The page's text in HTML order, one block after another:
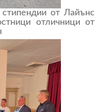
от Лайънс
отличници от